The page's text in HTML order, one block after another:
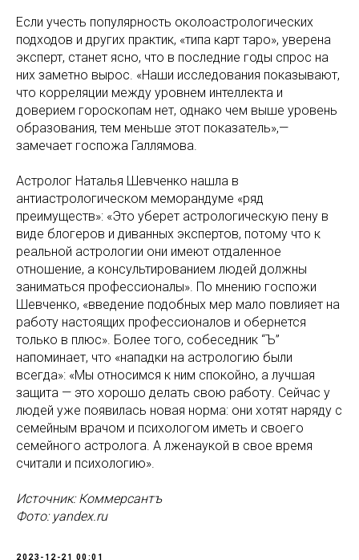
Если учесть популярность околоастрологических
подходов и других практик, «типа карт таро», уверена
эксперт, станет ясно, что в последние годы спрос на
них заметно вырос. «Наши исследования показывают,
что корреляции между уровнем интеллекта и
доверием гороскопам нет, однако чем выше уровень
образования, тем меньше этот показатель»,—
замечает госпожа Галлямова.
Астролог Наталья Шевченко нашла в
антиастрологическом меморандуме «ряд
преимуществ»: «Это уберет астрологическую пену в
виде блогеров и диванных экспертов, потому что к
реальной астрологии они имеют отдаленное
отношение, а консультированием людей должны
заниматься профессионалы». По мнению госпожи
Шевченко, «введение подобных мер мало повлияет на
работу настоящих профессионалов и обернется
только в плюс». Более того, собеседник “Ъ”
напоминает, что «нападки на астрологию были
всегда»: «Мы относимся к ним спокойно, а лучшая
защита — это хорошо делать свою работу. Сейчас у
людей уже появилась новая норма: они хотят наряду с
семейным врачом и психологом иметь и своего
семейного астролога. А лженаукой в свое время
считали и психологию».
Источник: Коммерсантъ
Фото: yandex.ru
2023-12-21 00:01